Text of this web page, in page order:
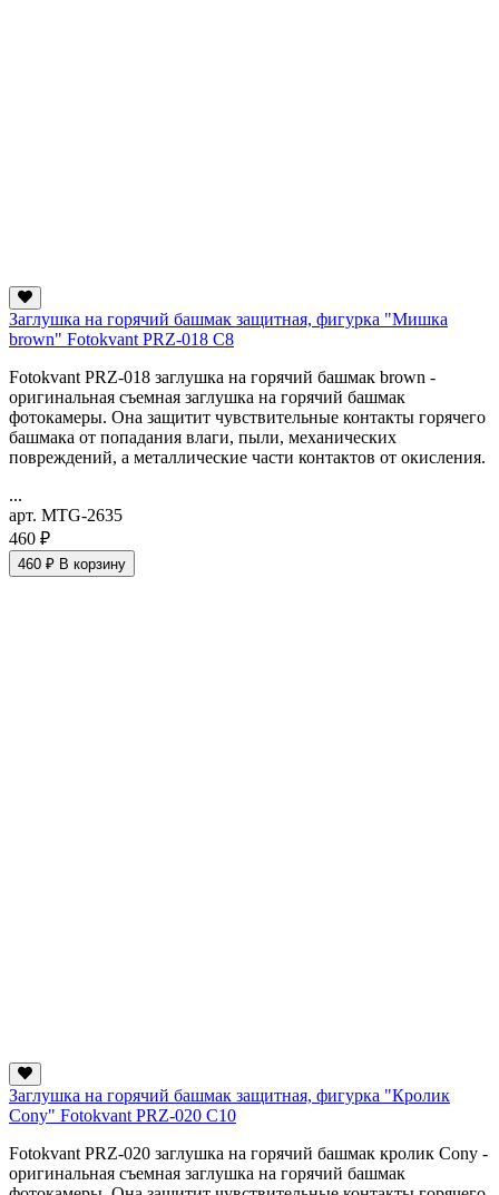
Заглушка на горячий башмак защитная, фигурка "Мишка
brown" Fotokvant PRZ-018 C8
Fotokvant PRZ-018 заглушка на горячий башмак brown -
оригинальная съемная заглушка на горячий башмак
фотокамеры. Она защитит чувствительные контакты горячего
башмака от попадания влаги, пыли, механических
повреждений, а металлические части контактов от окисления.
...
арт. MTG-2635
460 ₽
460 ₽ В корзину
Заглушка на горячий башмак защитная, фигурка "Кролик
Cony" Fotokvant PRZ-020 C10
Fotokvant PRZ-020 заглушка на горячий башмак кролик Cony -
оригинальная съемная заглушка на горячий башмак